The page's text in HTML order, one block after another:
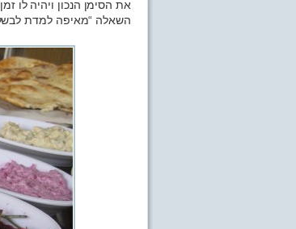
את הסימן הנכון ויהיה לו
השאלה “מאיפה למדת